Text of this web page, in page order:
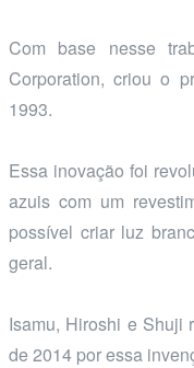
Com base nesse
Corporation, criou o
1993.
Essa inovação foi
azuis com um
possível criar luz
geral.
Isamu, Hiroshi e Shuji
de 2014 por essa